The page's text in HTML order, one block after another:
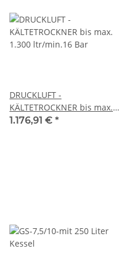
DRUCKLUFT -
KÄLTETROCKNER bis max.
1.300 ltr/min.16 Bar
1.176,91 € *